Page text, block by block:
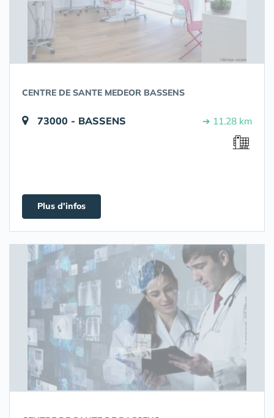
CENTRE DE SANTE MEDEOR BASSENS
73000 - BASSENS ➔ 11.28 km
Plus d'infos